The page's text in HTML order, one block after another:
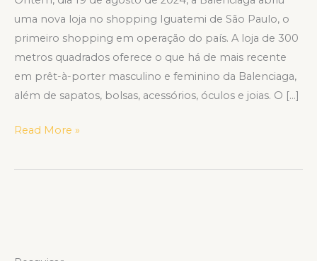
uma nova loja no shopping Iguatemi de São Paulo, o
primeiro shopping em operação do país. A loja de 300
metros quadrados oferece o que há de mais recente
em prêt-à-porter masculino e feminino da Balenciaga,
além de sapatos, bolsas, acessórios, óculos e joias. O […]
Read More »